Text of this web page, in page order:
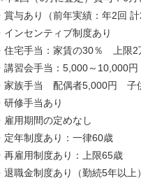
賞与あり（前年実績：年2
インセンティブ制度あり
住宅手当：家賃の30％ 上限2
講習会手当：5,000～10,000円
家族手当 配偶者5,000円 子
研修手当あり
雇用期間の定めなし
定年制度あり：一律60歳
再雇用制度あり：上限65歳
退職金制度あり（勤続5年以上）